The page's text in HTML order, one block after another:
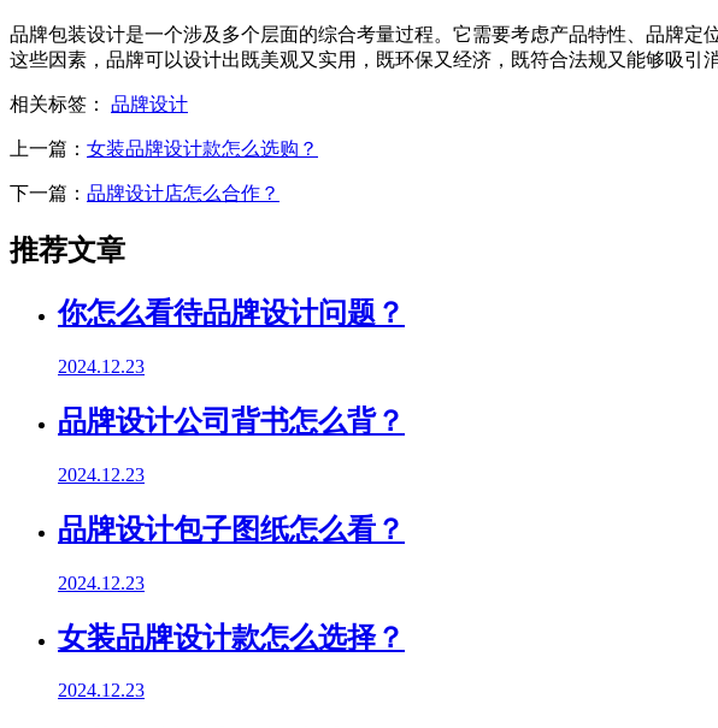
品牌包装设计是一个涉及多个层面的综合考量过程。它需要考虑产品特性、品牌
这些因素，品牌可以设计出既美观又实用，既环保又经济，既符合法规又能够吸引
相关标签： 品牌设计
上一篇： 女装品牌设计款怎么选购？
下一篇： 品牌设计店怎么合作？
推荐文章
你怎么看待品牌设计问题？
2024.12.23
品牌设计公司背书怎么背？
2024.12.23
品牌设计包子图纸怎么看？
2024.12.23
女装品牌设计款怎么选择？
2024.12.23